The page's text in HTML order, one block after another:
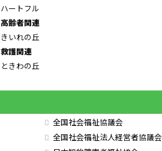
ハートフル
高齢者関連
きいれの丘
救護関連
ときわの丘
全国社会福祉協議会
全国社会福祉法人経営者協議会